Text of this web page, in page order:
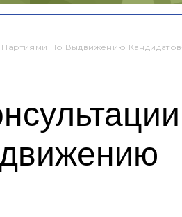
Партиями По Выдвижению